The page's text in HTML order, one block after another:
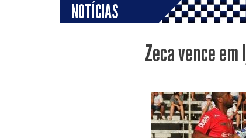
NOTÍCIAS
Zeca vence